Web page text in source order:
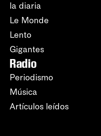
la diaria
Le Monde
Lento
Gigantes
Radio
Periodismo
Música
Artículos leídos